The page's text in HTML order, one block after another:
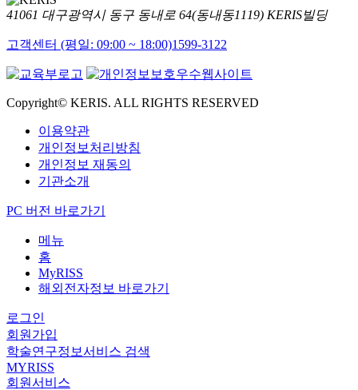
41061 대구광역시 동구 동내로 64(동내동1119) KERIS빌딩
고객센터 (평일: 09:00 ~ 18:00)1599-3122
Copyright© KERIS. ALL RIGHTS RESERVED
이용약관
개인정보처리방침
개인정보 재동의
기관소개
PC 버전 바로가기
메뉴
홈
MyRISS
해외전자정보 바로가기
로그인
회원가입
학술연구정보서비스 검색
MYRISS
회원서비스